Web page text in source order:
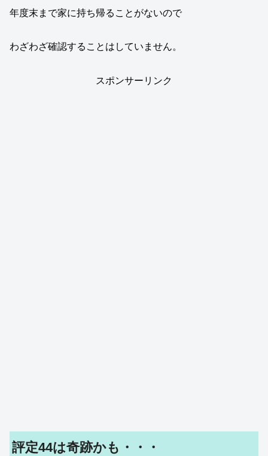
年度末まで家に持ち帰ることがないので
わざわざ確認することはしていません。
スポンサーリンク
評定44は奇跡かも・・・